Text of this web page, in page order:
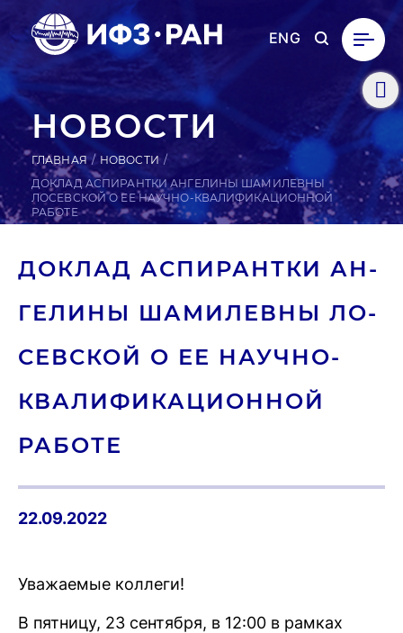
ENG
НОВОСТИ
ГЛАВНАЯ
НОВОСТИ
ДОКЛАД АСПИРАНТКИ АНГЕЛИНЫ ШАМИЛЕВНЫ
ЛОСЕВСКОЙ О ЕЕ НАУЧНО-КВАЛИФИКАЦИОННОЙ
РАБОТЕ
ДОКЛАД АС­ПИ­РАН­ТКИ АН­
ГЕ­ЛИНЫ ША­МИЛЕВ­НЫ ЛО­
СЕВ­СКОЙ О ЕЕ НА­УЧ­НО-
КВА­ЛИФИ­КАЦИ­ОН­НОЙ
РАБОТЕ
22.09.2022
Уважаемые коллеги!
В пятницу, 23 сентября, в 12:00 в рамках